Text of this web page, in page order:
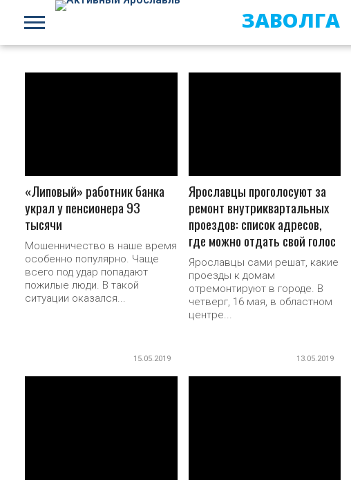
ЗАВОЛГА
«Липовый» работник банка
украл у пенсионера 93
тысячи
Мошенничество в наше время
особенно популярно. Чаще
всего под удар попадают
пожилые люди. В такой
ситуации оказался...
15.05.2019
Ярославцы проголосуют за
ремонт внутриквартальных
проездов: список адресов,
где можно отдать свой голос
Ярославцы сами решат, какие
проезды к домам
отремонтируют в городе. В
четверг, 16 мая, в областном
центре...
13.05.2019